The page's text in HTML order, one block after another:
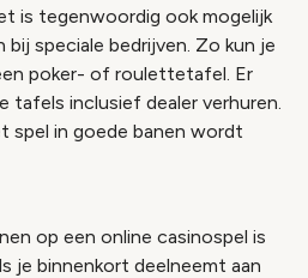
is tegenwoordig ook mogelijk
speciale bedrijven. Zo kun je
poker- of roulettetafel. Er
tafels inclusief dealer verhuren.
spel in goede banen wordt
op een online casinospel is
je binnenkort deelneemt aan